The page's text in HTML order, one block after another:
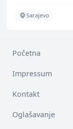
Sarajevo
Početna
Impressum
Kontakt
Oglašavanje